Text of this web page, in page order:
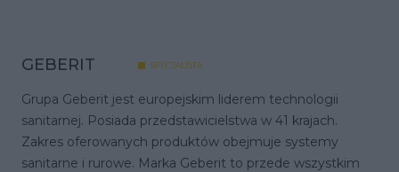
GEBERIT SPECJALISTA
Grupa Geberit jest europejskim liderem technologii
sanitarnej. Posiada przedstawicielstwa w 41 krajach.
Zakres oferowanych produktów obejmuje systemy
sanitarne i rurowe. Marka Geberit to przede wszystkim